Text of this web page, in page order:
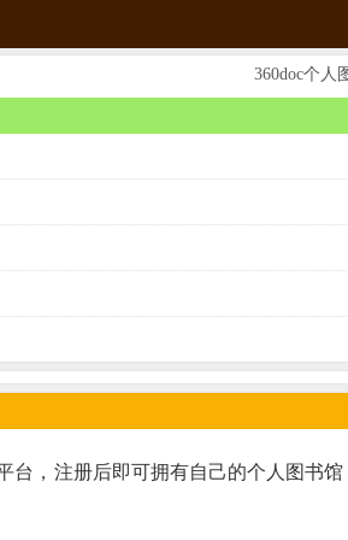
360doc个人
台，注册后即可拥有自己的个人图书